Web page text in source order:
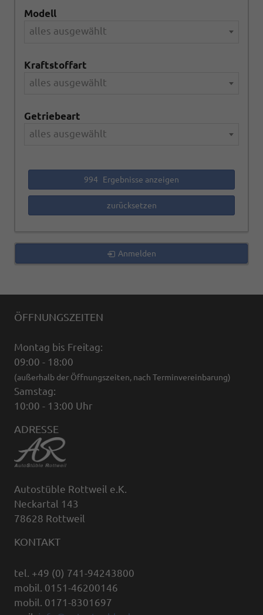
Modell
alles ausgewählt
Kraftstoffart
alles ausgewählt
Getriebeart
alles ausgewählt
994 Ergebnisse anzeigen
zurücksetzen
Anmelden
ÖFFNUNGSZEITEN
Montag bis Freitag:
09:00 - 18:00
(außerhalb der Öffnungszeiten, nach Terminvereinbarung)
Samstag:
10:00 - 13:00 Uhr
ADRESSE
Autostüble Rottweil e.K.
Neckartal 143
78628 Rottweil
KONTAKT
tel. +49 (0) 741-94243800
mobil. 0151-46200146
mobil. 0171-8301697